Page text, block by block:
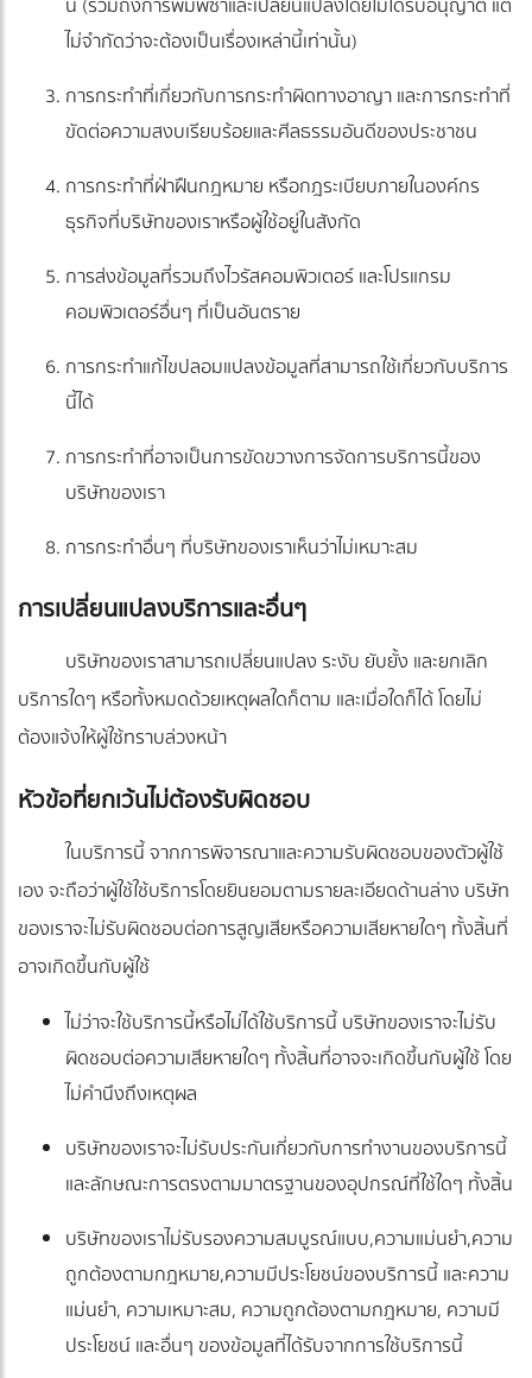
นี้ (รวมถึงการพิมพ์ซ้ำและเปลี่ยนแปลงโดยไม่ได้รับอนุญาต แต่
ไม่จำกัดว่าจะต้องเป็นเรื่องเหล่านี้เท่านั้น)
การกระทำที่เกี่ยวกับการกระทำผิดทางอาญา และการกระทำที่
ขัดต่อความสงบเรียบร้อยและศีลธรรมอันดีของประชาชน
การกระทำที่ฝ่าฝืนกฎหมาย หรือกฎระเบียบภายในองค์กร
ธุรกิจที่บริษัทของเราหรือผู้ใช้อยู่ในสังกัด
การส่งข้อมูลที่รวมถึงไวรัสคอมพิวเตอร์ และโปรแกรม
คอมพิวเตอร์อื่นๆ ที่เป็นอันตราย
การกระทำแก้ไขปลอมแปลงข้อมูลที่สามารถใช้เกี่ยวกับบริการ
นี้ได้
การกระทำที่อาจเป็นการขัดขวางการจัดการบริการนี้ของ
บริษัทของเรา
การกระทำอื่นๆ ที่บริษัทของเราเห็นว่าไม่เหมาะสม
การเปลี่ยนแปลงบริการและอื่นๆ
บริษัทของเราสามารถเปลี่ยนแปลง ระงับ ยับยั้ง และยกเลิก
บริการใดๆ หรือทั้งหมดด้วยเหตุผลใดก็ตาม และเมื่อใดก็ได้ โดยไม่
ต้องแจ้งให้ผู้ใช้ทราบล่วงหน้า
หัวข้อที่ยกเว้นไม่ต้องรับผิดชอบ
ในบริการนี้ จากการพิจารณาและความรับผิดชอบของตัวผู้ใช้
เอง จะถือว่าผู้ใช้ใช้บริการโดยยินยอมตามรายละเอียดด้านล่าง บริษัท
ของเราจะไม่รับผิดชอบต่อการสูญเสียหรือความเสียหายใดๆ ทั้งสิ้นที่
อาจเกิดขึ้นกับผู้ใช้
ไม่ว่าจะใช้บริการนี้หรือไม่ได้ใช้บริการนี้ บริษัทของเราจะไม่รับ
ผิดชอบต่อความเสียหายใดๆ ทั้งสิ้นที่อาจจะเกิดขึ้นกับผู้ใช้ โดย
ไม่คำนึงถึงเหตุผล
บริษัทของเราจะไม่รับประกันเกี่ยวกับการทำงานของบริการนี้
และลักษณะการตรงตามมาตรฐานของอุปกรณ์ที่ใช้ใดๆ ทั้งสิ้น
บริษัทของเราไม่รับรองความสมบูรณ์แบบ,ความแม่นยำ,ความ
ถูกต้องตามกฎหมาย,ความมีประโยชน์ของบริการนี้ และความ
แม่นยำ, ความเหมาะสม, ความถูกต้องตามกฎหมาย, ความมี
ประโยชน์ และอื่นๆ ของข้อมูลที่ได้รับจากการใช้บริการนี้